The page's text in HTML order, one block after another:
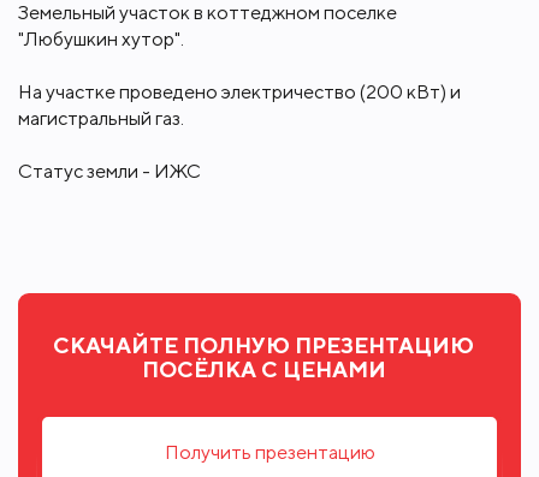
Земельный участок в коттеджном поселке
"Любушкин хутор".
На участке проведено электричество (200 кВт) и
магистральный газ.
Статус земли - ИЖС
СКАЧАЙТЕ ПОЛНУЮ ПРЕЗЕНТАЦИЮ
ПОСЁЛКА С ЦЕНАМИ
Получить презентацию